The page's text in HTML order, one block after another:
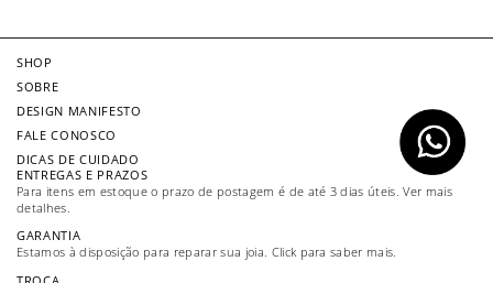
SHOP
SOBRE
DESIGN MANIFESTO
FALE CONOSCO
DICAS DE CUIDADO
ENTREGAS E PRAZOS
Para itens em estoque o prazo de postagem é de até 3 dias úteis. Ver mais
detalhes.
GARANTIA
Estamos à disposição para reparar sua joia. Click para saber mais.